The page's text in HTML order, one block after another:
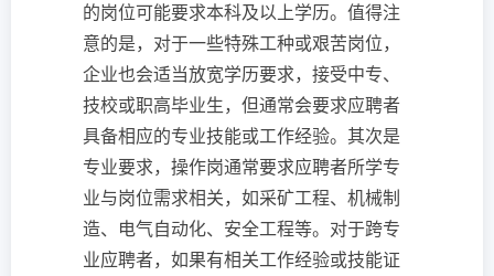
的岗位可能要求本科及以上学历。值得注
意的是，对于一些特殊工种或艰苦岗位，
企业也会适当放宽学历要求，接受中专、
技校或职高毕业生，但通常会要求应聘者
具备相应的专业技能或工作经验。其次是
专业要求，操作岗通常要求应聘者所学专
业与岗位需求相关，如采矿工程、机械制
造、电气自动化、安全工程等。对于跨专
业应聘者，如果有相关工作经验或技能证